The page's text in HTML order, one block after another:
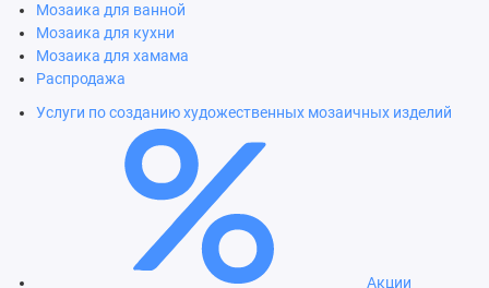
Мозаика для ванной
Мозаика для кухни
Мозаика для хамама
Распродажа
Услуги по созданию художественных мозаичных изделий
Акции